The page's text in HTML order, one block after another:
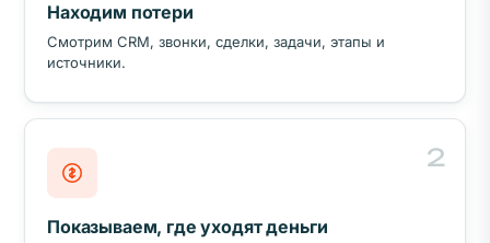
Находим потери
Смотрим CRM, звонки, сделки, задачи, этапы и
источники.
2
Показываем, где уходят деньги